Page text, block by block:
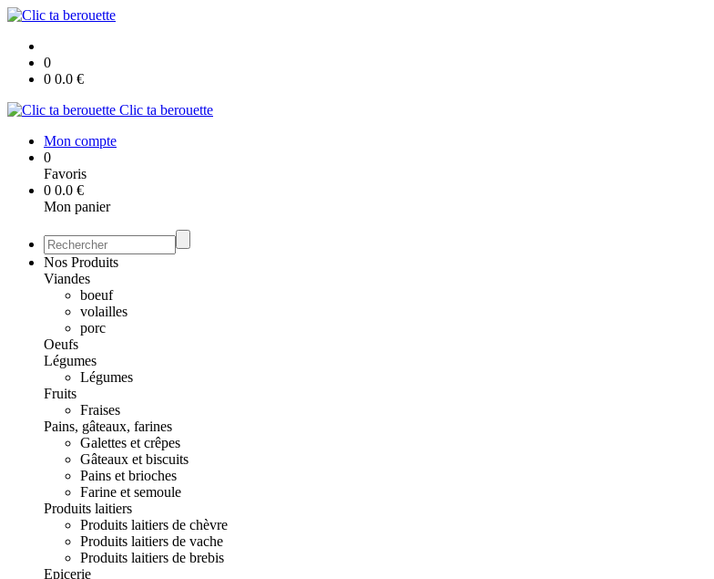
0
0 0.0 €
Clic ta berouette
Mon compte
0
Favoris
0 0.0 €
Mon panier
Nos Produits
Viandes
boeuf
volailles
porc
Oeufs
Légumes
Légumes
Fruits
Fraises
Pains, gâteaux, farines
Galettes et crêpes
Gâteaux et biscuits
Pains et brioches
Farine et semoule
Produits laitiers
Produits laitiers de chèvre
Produits laitiers de vache
Produits laitiers de brebis
Epicerie